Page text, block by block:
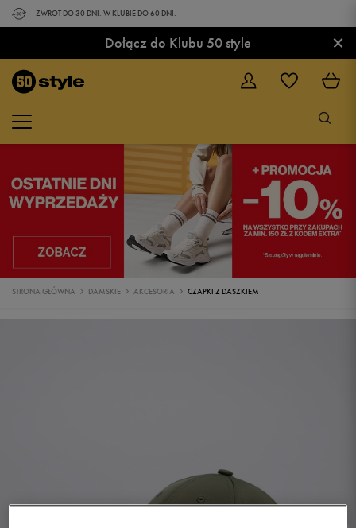
ZWROT DO 30 DNI. W KLUBIE DO 60 DNI.
Dołącz do Klubu 50 style ×
STRONA GŁÓWNA DAMSKIE AKCESORIA CZAPKI Z DASZKIEM